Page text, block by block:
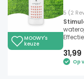
MOOWY's
keuze
5 (2
31,99
Op